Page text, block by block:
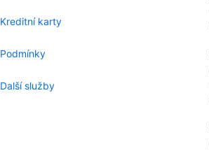
Kreditní karty
Podmínky
Další služby